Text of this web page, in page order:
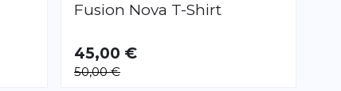
Fusion Nova T-Shirt
VERFÜGBAR
XSSMLXL
45,00 €
50,00 €